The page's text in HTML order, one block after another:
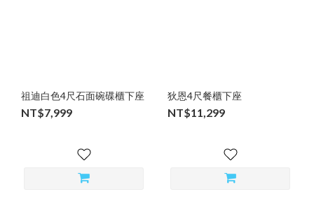
祖迪白色4尺石面碗碟櫃下座
NT$7,999
狄恩4尺餐櫃下座
NT$11,299